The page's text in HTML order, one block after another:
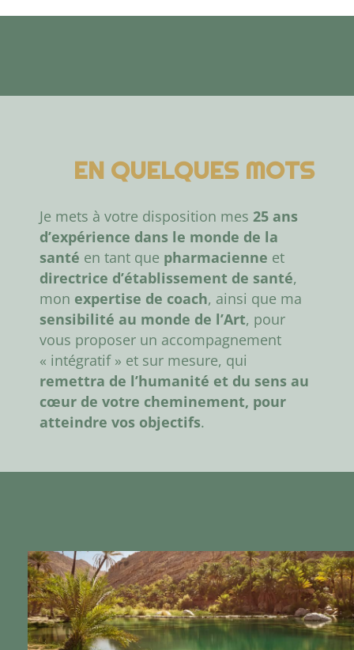
EN QUELQUES MOTS
Je mets à votre disposition mes 25 ans
d’expérience dans le monde de la
santé en tant que pharmacienne et
directrice d’établissement de santé,
mon expertise de coach, ainsi que ma
sensibilité au monde de l’Art, pour
vous proposer un accompagnement
« intégratif » et sur mesure, qui
remettra de l’humanité et du sens au
cœur de votre cheminement, pour
atteindre vos objectifs.